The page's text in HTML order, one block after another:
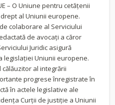
– O Uniune pentru cetățenii
al Uniunii europene.
colaborare al Serviciului
de avocați a căror
Juridic asigură
legislației Uniunii europene.
al integrării
progrese înregistrate în
în actele legislative ale
Curții de justiție a Uniunii